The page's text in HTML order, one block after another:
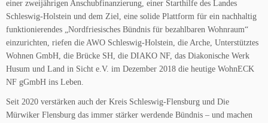
einer zweijährigen Anschubfinanzierung, einer Starthilfe des Landes
Schleswig-Holstein und dem Ziel, eine solide Plattform für ein nachhaltig
funktionierendes „Nordfriesisches Bündnis für bezahlbaren Wohnraum“
einzurichten, riefen die AWO Schleswig-Holstein, die Arche, Unterstütztes
Wohnen GmbH, die Brücke SH, die DIAKO NF, das Diakonische Werk
Husum und Land in Sicht e.V. im Dezember 2018 die heutige WohnECK
NF gGmbH ins Leben.
Seit 2020 verstärken auch der Kreis Schleswig-Flensburg und Die
Mürwiker Flensburg das immer stärker werdende Bündnis – und machen